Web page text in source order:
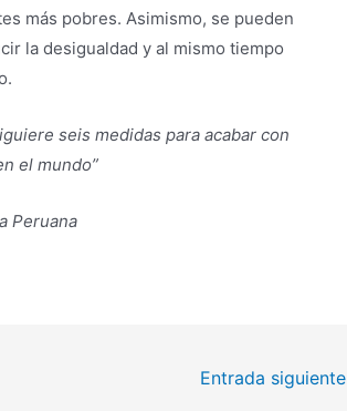
más pobres. Asimismo, se pueden
la desigualdad y al mismo tiempo
seis medidas para acabar con
el mundo”
Peruana
Entrada siguiente